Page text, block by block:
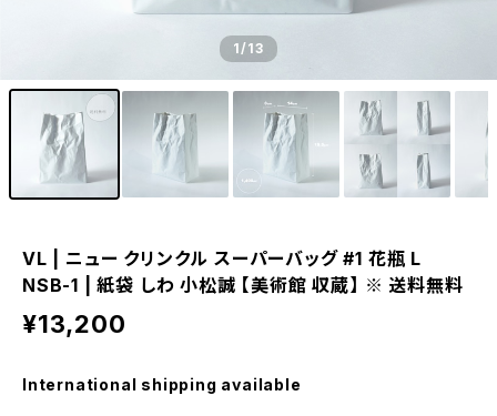
1/13
VL | ニュー クリンクル スーパーバッグ #1 花瓶 L
NSB-1 | 紙袋 しわ 小松誠 【美術館 収蔵】 ※ 送料無料
¥13,200
International shipping available